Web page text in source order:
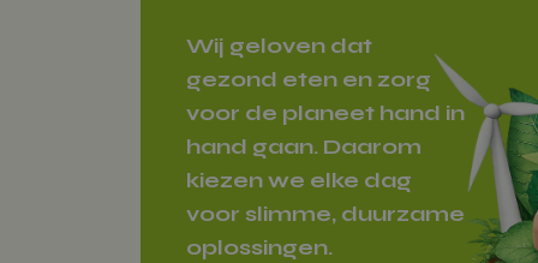
Wij geloven dat
gezond eten en zorg
voor de planeet hand in
hand gaan. Daarom
kiezen we elke dag
voor slimme, duurzame
oplossingen.
Naam